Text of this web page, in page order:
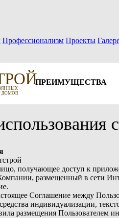
Профессионализм Проекты
ДОМОВ
ПРЕИМУЩЕСТВА
получающее доступ к
размещенный в сети
Соглашение между
индивидуализации,
размещения Пользователем